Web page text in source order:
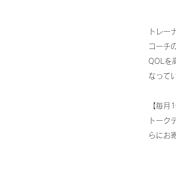
トレー
コーチ
QOLを
なって
【毎月
トーク
らにお